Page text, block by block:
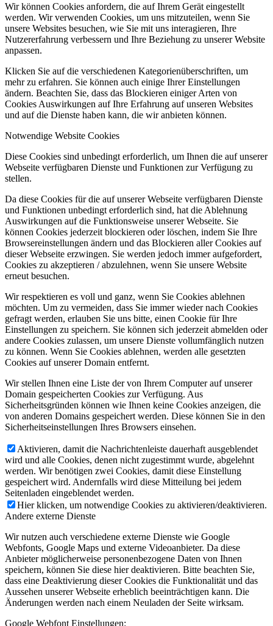
Wir können Cookies anfordern, die auf Ihrem Gerät eingestellt
werden. Wir verwenden Cookies, um uns mitzuteilen, wenn Sie
unsere Websites besuchen, wie Sie mit uns interagieren, Ihre
Nutzererfahrung verbessern und Ihre Beziehung zu unserer Website
anpassen.
Klicken Sie auf die verschiedenen Kategorienüberschriften, um
mehr zu erfahren. Sie können auch einige Ihrer Einstellungen
ändern. Beachten Sie, dass das Blockieren einiger Arten von
Cookies Auswirkungen auf Ihre Erfahrung auf unseren Websites
und auf die Dienste haben kann, die wir anbieten können.
Notwendige Website Cookies
Diese Cookies sind unbedingt erforderlich, um Ihnen die auf unserer
Webseite verfügbaren Dienste und Funktionen zur Verfügung zu
stellen.
Da diese Cookies für die auf unserer Webseite verfügbaren Dienste
und Funktionen unbedingt erforderlich sind, hat die Ablehnung
Auswirkungen auf die Funktionsweise unserer Webseite. Sie
können Cookies jederzeit blockieren oder löschen, indem Sie Ihre
Browsereinstellungen ändern und das Blockieren aller Cookies auf
dieser Webseite erzwingen. Sie werden jedoch immer aufgefordert,
Cookies zu akzeptieren / abzulehnen, wenn Sie unsere Website
erneut besuchen.
Wir respektieren es voll und ganz, wenn Sie Cookies ablehnen
möchten. Um zu vermeiden, dass Sie immer wieder nach Cookies
gefragt werden, erlauben Sie uns bitte, einen Cookie für Ihre
Einstellungen zu speichern. Sie können sich jederzeit abmelden oder
andere Cookies zulassen, um unsere Dienste vollumfänglich nutzen
zu können. Wenn Sie Cookies ablehnen, werden alle gesetzten
Cookies auf unserer Domain entfernt.
Wir stellen Ihnen eine Liste der von Ihrem Computer auf unserer
Domain gespeicherten Cookies zur Verfügung. Aus
Sicherheitsgründen können wie Ihnen keine Cookies anzeigen, die
von anderen Domains gespeichert werden. Diese können Sie in den
Sicherheitseinstellungen Ihres Browsers einsehen.
Aktivieren, damit die Nachrichtenleiste dauerhaft ausgeblendet
wird und alle Cookies, denen nicht zugestimmt wurde, abgelehnt
werden. Wir benötigen zwei Cookies, damit diese Einstellung
gespeichert wird. Andernfalls wird diese Mitteilung bei jedem
Seitenladen eingeblendet werden.
Hier klicken, um notwendige Cookies zu aktivieren/deaktivieren.
Andere externe Dienste
Wir nutzen auch verschiedene externe Dienste wie Google
Webfonts, Google Maps und externe Videoanbieter. Da diese
Anbieter möglicherweise personenbezogene Daten von Ihnen
speichern, können Sie diese hier deaktivieren. Bitte beachten Sie,
dass eine Deaktivierung dieser Cookies die Funktionalität und das
Aussehen unserer Webseite erheblich beeinträchtigen kann. Die
Änderungen werden nach einem Neuladen der Seite wirksam.
Google Webfont Einstellungen: